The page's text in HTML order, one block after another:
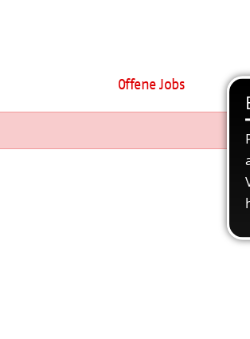
Offene Jobs